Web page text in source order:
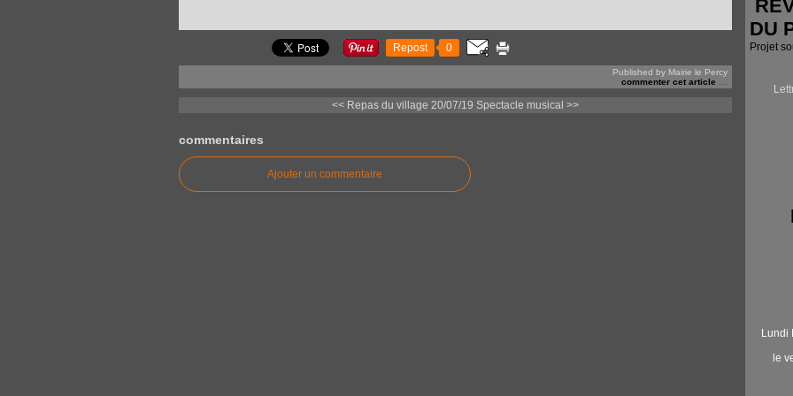
Repost 0
Published by Mairie le Percy
commenter cet article
<< Repas du village 20/07/19 Spectacle musical >>
commentaires
Ajouter un commentaire
DU
Projet
Lundi
le